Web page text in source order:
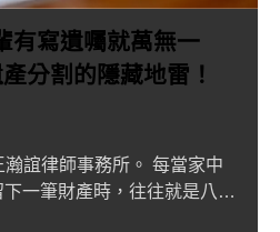
有寫遺囑就萬無一
分割的隱藏地雷！
誼律師事務所。 每當家中
一筆財產時，往往就是八點